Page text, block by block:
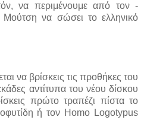
να περιμένουμε από τον -
Μούτση να σώσει το ελληνικό
να βρίσκεις τις προθήκες του
αντίτυπα του νέου δίσκου
πρώτο τραπέζι πίστα το
ή τον Homo Logotypus